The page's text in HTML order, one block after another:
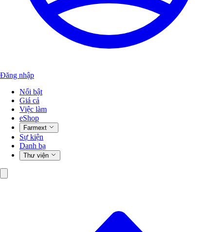
Đăng nhập
Nổi bật
Giá cả
Việc làm
eShop
Farmext
Sự kiện
Danh bạ
Thư viện